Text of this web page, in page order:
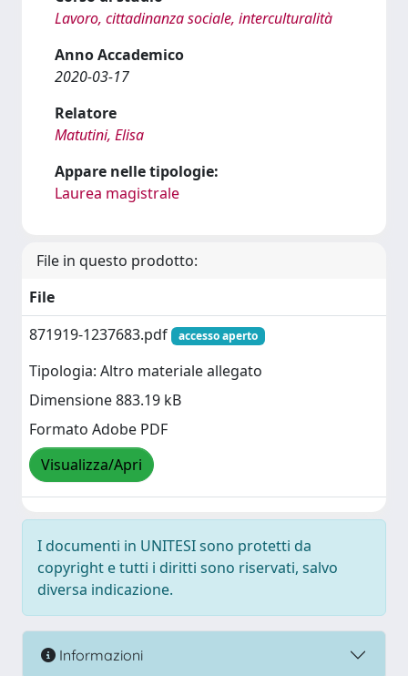
Lavoro, cittadinanza sociale, interculturalità
Anno Accademico
2020-03-17
Relatore
Matutini, Elisa
Appare nelle tipologie:
Laurea magistrale
File in questo prodotto:
File
871919-1237683.pdf
accesso aperto
Tipologia: Altro materiale allegato
Dimensione 883.19 kB
Formato Adobe PDF
Visualizza/Apri
I documenti in UNITESI sono protetti da
copyright e tutti i diritti sono riservati, salvo
diversa indicazione.
Informazioni